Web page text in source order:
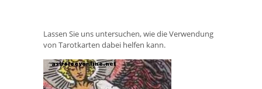
Lassen Sie uns untersuchen, wie die Verwendung
von Tarotkarten dabei helfen kann.